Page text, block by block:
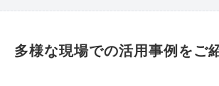
多様な現場での活用事例をご